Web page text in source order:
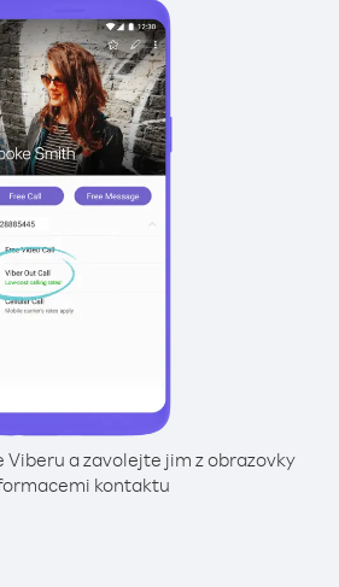
a zavolejte jim z obrazovky
kontaktu